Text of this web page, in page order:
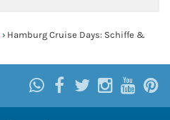
› Hamburg Cruise Days: Schiffe &